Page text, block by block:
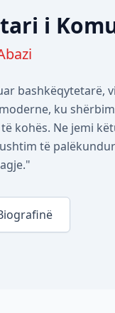
i
bashkëqytetarë,
ku
kohës. Ne jemi
të